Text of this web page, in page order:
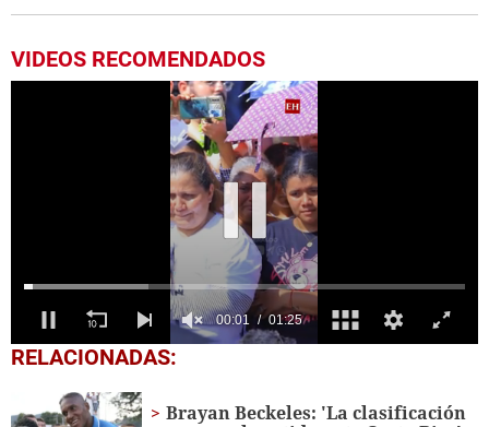
VIDEOS RECOMENDADOS
0
seconds
minute,
RELACIONADAS:
Brayan Beckeles: 'La clasificación